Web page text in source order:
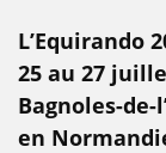
L’Equirando
25 au 27
Bagnoles-de-
en